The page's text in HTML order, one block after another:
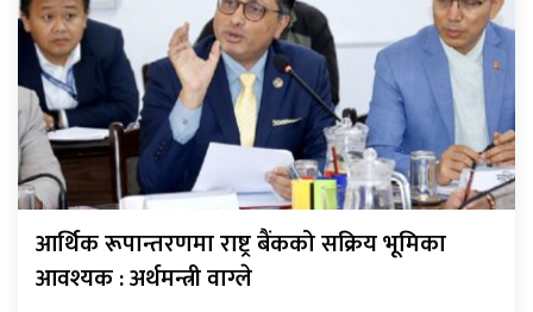
आर्थिक रूपान्तरणमा राष्ट्र बैंकको सक्रिय भूमिका
आवश्यक : अर्थमन्त्री वाग्ले